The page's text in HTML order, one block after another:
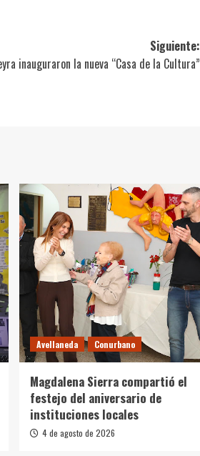
Siguiente:
inauguraron la nueva “Casa de la Cultura”
Avellaneda Conurbano
Magdalena Sierra compartió el
festejo del aniversario de
instituciones locales
4 de agosto de 2026